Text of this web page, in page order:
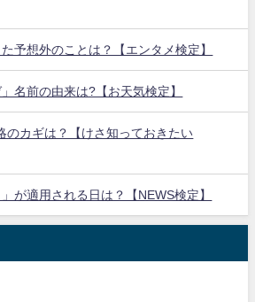
予想外のことは？【エンタメ検定】
名前の由来は?【お天気検定】
のカギは？【けさ知っておきたい
が適用される日は？【NEWS検定】